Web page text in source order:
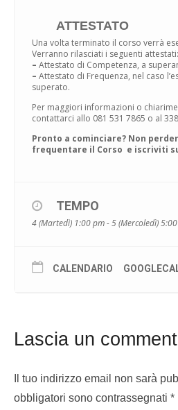
ATTESTATO
Una volta terminato il corso verrà
Verranno rilasciati i seguenti attestati:
– Attestato di Competenza, a
– Attestato di Frequenza, nel caso
superato.
Per maggiori informazioni o
contattarci allo 081 531 7865 o al
Pronto a cominciare? Non
frequentare il Corso e iscriviti
TEMPO
4 (Martedì) 1:00 pm - 5 (Mercoledì)
CALENDARIO
Lascia un
Il tuo indirizzo email non sarà
obbligatori sono contrassegnati *